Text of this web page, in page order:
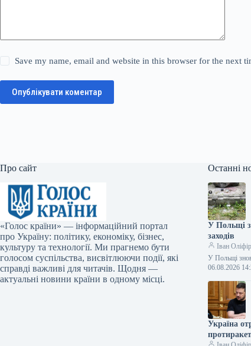
Save my name, email and website in this browser for the next
Опублікувати коментар
Про сайт
«Голос країни» — інформаційний портал
про Україну: політику, економіку, бізнес,
культуру та технології. Ми прагнемо бути
голосом суспільства, висвітлюючи події, які
справді важливі для читачів. Щодня —
актуальні новини країни в одному місці.
Останні
У Польщі
заходів
Іван
У Польщі
06.08.2026
Україна